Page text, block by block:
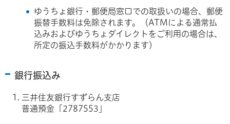
ゆうちょ銀行・郵便局窓口での取扱いの場合、郵便
振替手数料は免除されます。（ATMによる通常払
込みおよびゆうちょダイレクトをご利用の場合は、
所定の振込手数料がかかります）
銀行振込み
三井住友銀行すずらん支店
普通預金「2787553」